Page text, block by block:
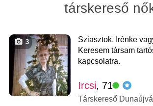
társkereső
3
Sziasztok. Irènke
Keresem társam
kapcsolatra.
Ircsi, 71
Társkereső